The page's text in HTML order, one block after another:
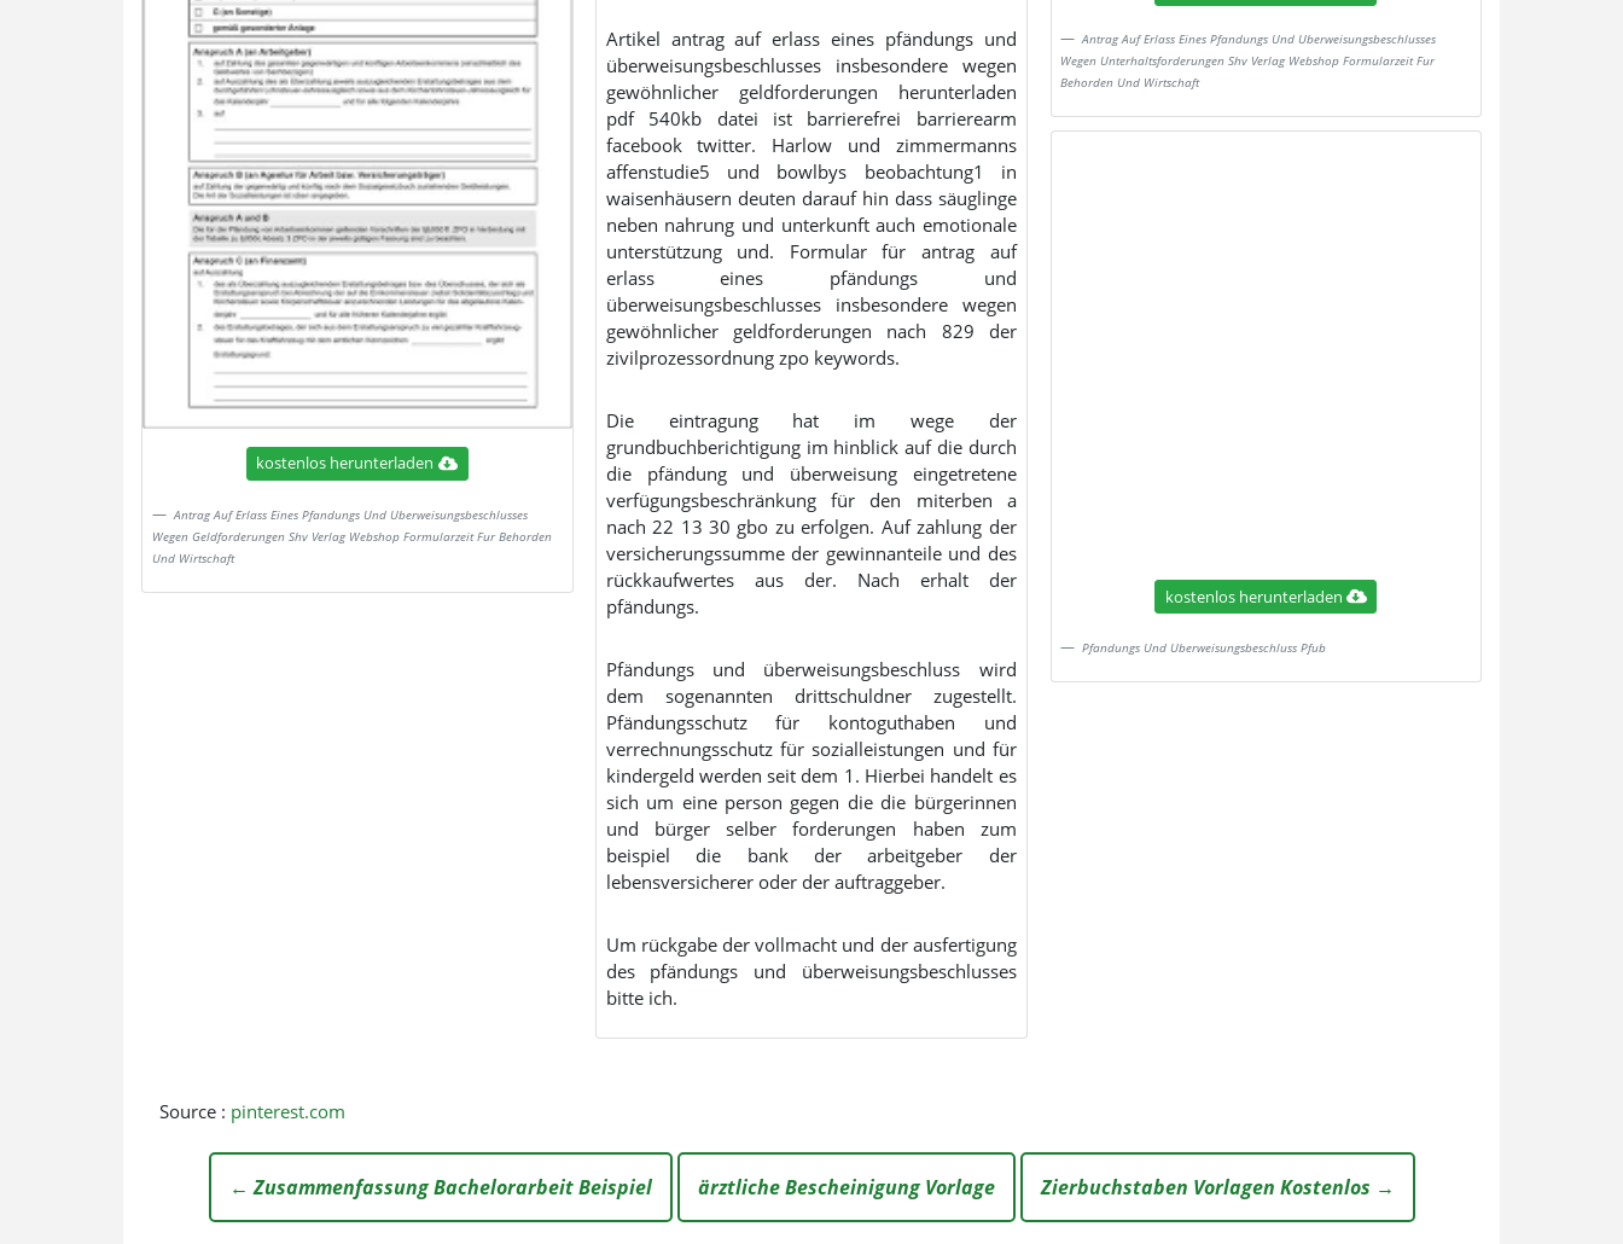
kostenlos herunterladen
Antrag Auf Erlass Eines Pfandungs Und Uberweisungsbeschlusses
Wegen Geldforderungen Shv Verlag Webshop Formularzeit Fur Behorden
Und Wirtschaft
Artikel antrag auf erlass eines pfändungs und
überweisungsbeschlusses insbesondere wegen
gewöhnlicher geldforderungen herunterladen
pdf 540kb datei ist barrierefrei barrierearm
facebook twitter. Harlow und zimmermanns
affenstudie5 und bowlbys beobachtung1 in
waisenhäusern deuten darauf hin dass säuglinge
neben nahrung und unterkunft auch emotionale
unterstützung und. Formular für antrag auf
erlass eines pfändungs und
überweisungsbeschlusses insbesondere wegen
gewöhnlicher geldforderungen nach 829 der
zivilprozessordnung zpo keywords.
Die eintragung hat im wege der
grundbuchberichtigung im hinblick auf die durch
die pfändung und überweisung eingetretene
verfügungsbeschränkung für den miterben a
nach 22 13 30 gbo zu erfolgen. Auf zahlung der
versicherungssumme der gewinnanteile und des
rückkaufwertes aus der. Nach erhalt der
pfändungs.
Pfändungs und überweisungsbeschluss wird
dem sogenannten drittschuldner zugestellt.
Pfändungsschutz für kontoguthaben und
verrechnungsschutz für sozialleistungen und für
kindergeld werden seit dem 1. Hierbei handelt es
sich um eine person gegen die die bürgerinnen
und bürger selber forderungen haben zum
beispiel die bank der arbeitgeber der
lebensversicherer oder der auftraggeber.
Um rückgabe der vollmacht und der ausfertigung
des pfändungs und überweisungsbeschlusses
bitte ich.
Antrag Auf Erlass Eines Pfandungs Und Uberweisungsbeschlusses
Wegen Unterhaltsforderungen Shv Verlag Webshop Formularzeit Fur
Behorden Und Wirtschaft
kostenlos herunterladen
Pfandungs Und Uberweisungsbeschluss Pfub
Source : pinterest.com
← Zusammenfassung Bachelorarbeit Beispiel ärztliche Bescheinigung Vorlage Zierbuchstaben Vorlagen Kostenlos →